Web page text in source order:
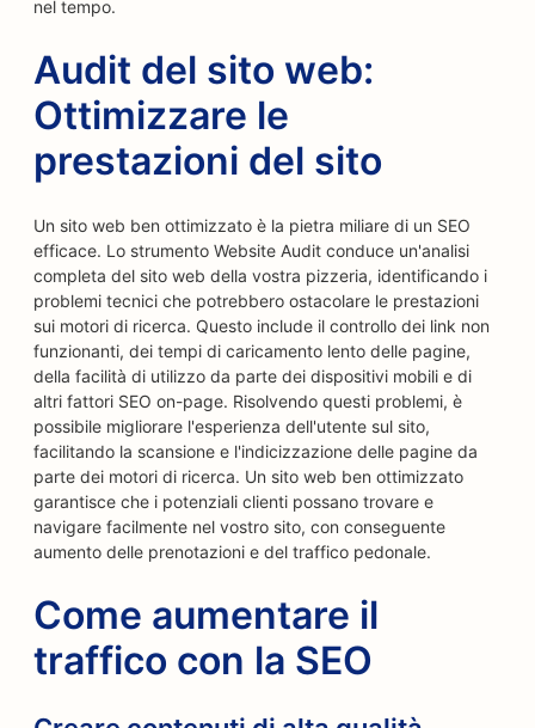
nel tempo.
Audit del sito web:
Ottimizzare le
prestazioni del sito
Un sito web ben ottimizzato è la pietra miliare di un SEO
efficace. Lo strumento Website Audit conduce un'analisi
completa del sito web della vostra pizzeria, identificando i
problemi tecnici che potrebbero ostacolare le prestazioni
sui motori di ricerca. Questo include il controllo dei link non
funzionanti, dei tempi di caricamento lento delle pagine,
della facilità di utilizzo da parte dei dispositivi mobili e di
altri fattori SEO on-page. Risolvendo questi problemi, è
possibile migliorare l'esperienza dell'utente sul sito,
facilitando la scansione e l'indicizzazione delle pagine da
parte dei motori di ricerca. Un sito web ben ottimizzato
garantisce che i potenziali clienti possano trovare e
navigare facilmente nel vostro sito, con conseguente
aumento delle prenotazioni e del traffico pedonale.
Come aumentare il
traffico con la SEO